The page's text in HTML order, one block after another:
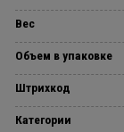
Вес
Объем в упаковке
Штрихкод
Категории